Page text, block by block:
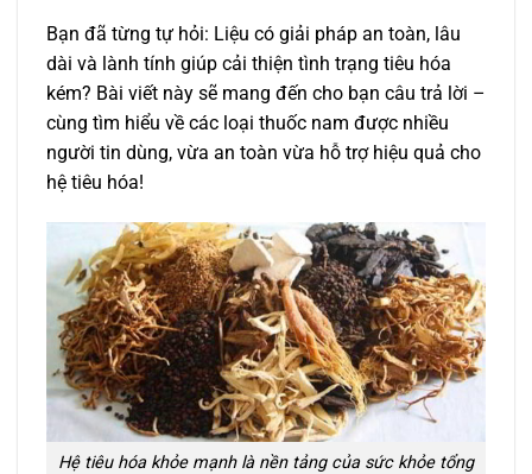
Bạn đã từng tự hỏi: Liệu có giải pháp an toàn, lâu
dài và lành tính giúp cải thiện tình trạng tiêu hóa
kém? Bài viết này sẽ mang đến cho bạn câu trả lời –
cùng tìm hiểu về các loại thuốc nam được nhiều
người tin dùng, vừa an toàn vừa hỗ trợ hiệu quả cho
hệ tiêu hóa!
Hệ tiêu hóa khỏe mạnh là nền tảng của sức khỏe tổng